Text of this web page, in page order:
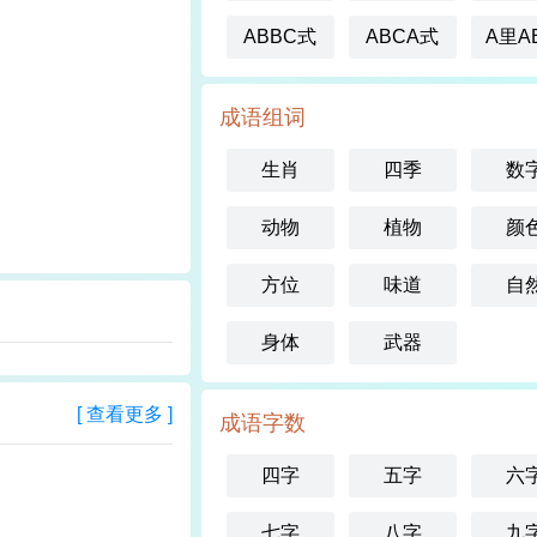
[ 查看更多 ]
ABBC式 ABCA式 A里
成语组词
生肖 四季 数
动物 植物 颜
方位 味道 自
身体 武器
成语字数
四字 五字 六